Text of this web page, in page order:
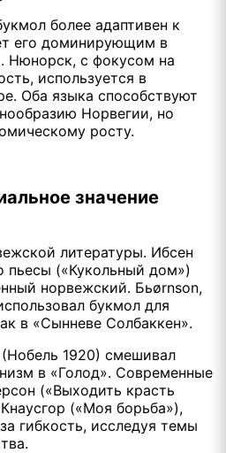
более адаптивен к
его доминирующим в
Нюнорск, с фокусом на
используется в
Оба языка способствуют
Норвегии, но
росту.
значение
литературы. Ибсен
пьесы («Кукольный дом»)
норвежский. Бьørnson,
букмол для
в «Сынневе Солбаккен».
1920) смешивал
в «Голод». Современные
(«Выходить красть
(«Моя борьба»),
гибкость, исследуя темы